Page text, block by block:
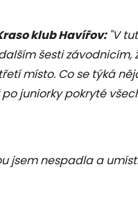
klub Havířov: "V
šesti závodnicím,
místo. Co se týká
juniorky pokryté
jsem nespadla a